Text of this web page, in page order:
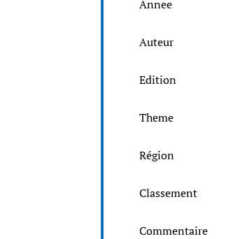
Annee
Auteur
Edition
Theme
Région
Classement
Commentaire